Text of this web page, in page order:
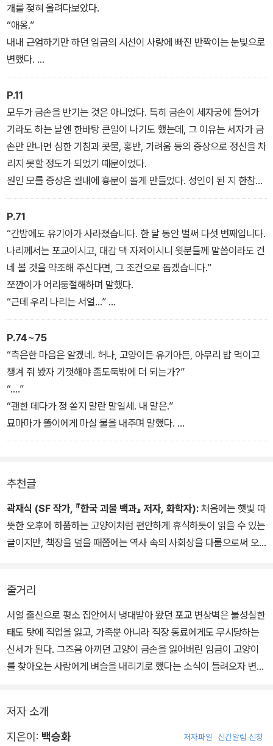
개를 젖혀 올려다보았다.
“애옹.”
내내 근엄하기만 하던 임금의 시선이 사랑에 빠진 반짝이는 눈빛으로
변했다.
“금손! 너는 이제부터 금손이다.”
이른바 냥줍을 하게 된 것이었다.
P.11
모두가 금손을 반기는 것은 아니었다. 특히 금손이 세자궁에 들어가
기라도 하는 날엔 한바탕 큰일이 나기도 했는데, 그 이유는 세자가 금
손만 만나면 심한 기침과 콧물, 홍반, 가려움 등의 증상으로 정신을 차
리지 못할 정도가 되었기 때문이었다.
원인 모를 증상은 궐내에 흉문이 돌게 만들었다. 성인이 된 지 한참인
세자에게는 아직 후사(後嗣)가 없었다. 신하들은 차마 임금 앞에서
직접적으로 후사에 대해 논하진 못하였으나, 세자를 옹호하는 ‘소론’
측과 세자 교체를 주장하는 ‘노론’ 측으로 나뉘어 다투고 있다는 것은
궐내 사람이라면 누구나 아는 속사정이었다.
P.71
“간밤에도 유기아가 사라졌습니다. 한 달 동안 벌써 다섯 번째입니다.
나리께서는 포교이시고, 대감 댁 자제이시니 윗분들께 말씀이라도 건
네 볼 것을 약조해 주신다면, 그 조건으로 돕겠습니다.”
쪼깐이가 어리둥절해하며 말했다.
“근데 우리 나리는 서얼…”
“알겠네!”
변상벽이 쪼깐이의 말을 끊으며 사람 좋게 빙그레 웃어 보였다.
“내 꼭 찾아본다고 약조하지.”
P.74~75
“측은한 마음은 알겠네. 허나, 고양이든 유기아든, 아무리 밥 먹이고
챙겨 줘 봤자 기껏해야 좀도둑밖에 더 되는가?”
“….”
“괜한 데다가 정 쏟지 말란 말일세. 내 말은.”
묘마마가 똘이에게 마실 물을 내주며 말했다.
“윗물이 똥물이래도 아랫물은 맑아야지 않겠습니까.”
추천글
곽재식 (SF 작가, 『한국 괴물 백과』 저자, 화학자): 처음에는 햇빛 따
뜻한 오후에 하품하는 고양이처럼 편안하게 휴식하듯이 읽을 수 있는
글이지만, 책장을 덮을 때쯤에는 역사 속의 사회상을 다룸으로써 오
하면 너무 무거운 이야기가 아닐까 싶겠지만, 그런 서사시를 야옹거
리는 고양이 목소리로 읽어 준다고 하면 사뭇 다른 느낌이 들 것이다.
줄거리
서얼 출신으로 평소 집안에서 냉대받아 왔던 포교 변상벽은 불성실한
태도 탓에 직업을 잃고, 가족뿐 아니라 직장 동료에게도 무시당하는
신세가 된다. 그즈음 아끼던 고양이 금손을 잃어버린 임금이 고양이
를 찾아오는 사람에게 벼슬을 내리기로 했다는 소식이 들려오자 변상
적하던 변상벽은 금손 실종 사건이 왕권을 둘러싼 음모의 일환이라는
사실을 알아낸다. 궐내 실세의 비밀을 눈치채 버린 변상벽 일행, 부패
저자 소개
지은이: 백승화 저자파일 신간알림 신청